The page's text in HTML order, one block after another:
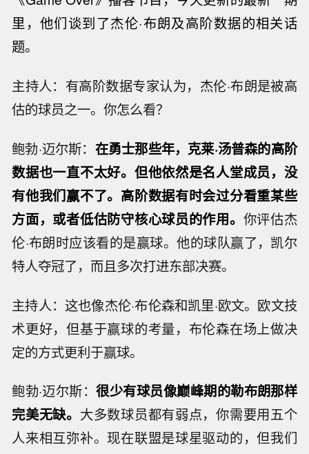
里，他们谈到了杰伦·布朗及高阶数据的相关话
题。
主持人：有高阶数据专家认为，杰伦·布朗是被高
估的球员之一。你怎么看？
鲍勃·迈尔斯： 在勇士那些年，克莱·汤普森的高阶
数据也一直不太好。但他依然是名人堂成员，没
有他我们赢不了。高阶数据有时会过分看重某些
方面，或者低估防守核心球员的作用。 你评估杰
伦·布朗时应该看的是赢球。他的球队赢了，凯尔
特人夺冠了，而且多次打进东部决赛。
主持人：这也像杰伦·布伦森和凯里·欧文。欧文技
术更好，但基于赢球的考量，布伦森在场上做决
定的方式更利于赢球。
鲍勃·迈尔斯：很少有球员像巅峰期的勒布朗那样
完美无缺。 大多数球员都有弱点，你需要用五个
人来相互弥补。现在联盟是球星驱动的，但我们